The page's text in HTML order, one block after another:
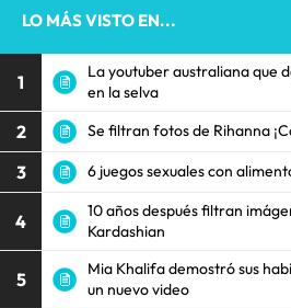
LO MÁS VISTO EN...
1
La youtuber australiana que
en la selva
2 Se filtran fotos de Rihanna
3 6 juegos sexuales con
4
10 años después filtran
Kardashian
5
Mia Khalifa demostró sus
un nuevo video